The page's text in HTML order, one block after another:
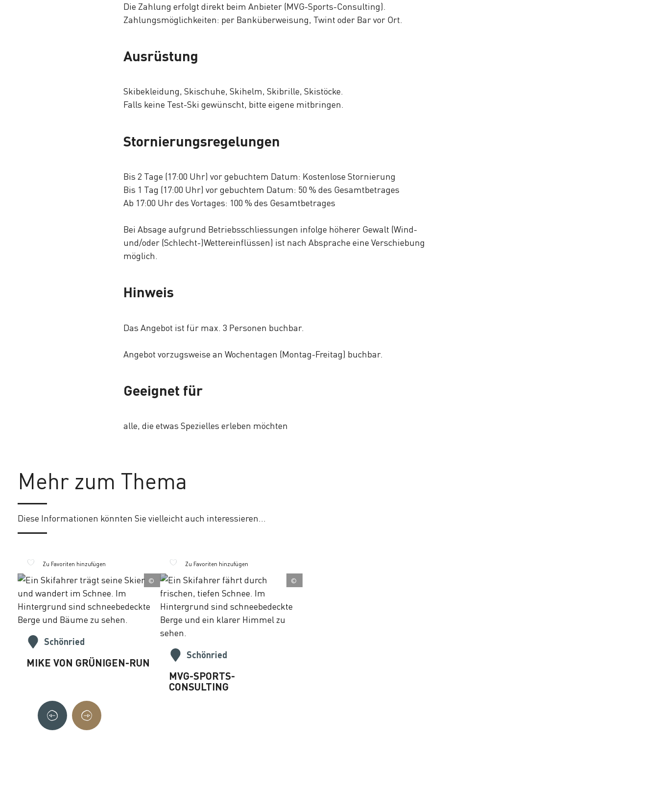
Die Zahlung erfolgt direkt beim Anbieter (MVG-Sports-Consulting).
Zahlungsmöglichkeiten: per Banküberweisung, Twint oder Bar vor Ort.
Ausrüstung
Skibekleidung, Skischuhe, Skihelm, Skibrille, Skistöcke.
Falls keine Test-Ski gewünscht, bitte eigene mitbringen.
Stornierungsregelungen
Bis 2 Tage (17:00 Uhr) vor gebuchtem Datum: Kostenlose Stornierung
Bis 1 Tag (17:00 Uhr) vor gebuchtem Datum: 50 % des Gesamtbetrages
Ab 17:00 Uhr des Vortages: 100 % des Gesamtbetrages
Bei Absage aufgrund Betriebsschliessungen infolge höherer Gewalt (Wind-
und/oder (Schlecht-)Wettereinflüssen) ist nach Absprache eine Verschiebung
möglich.
Hinweis
Das Angebot ist für max. 3 Personen buchbar.
Angebot vorzugsweise an Wochentagen (Montag-Freitag) buchbar.
Geeignet für
alle, die etwas Spezielles erleben möchten
Mehr zum Thema
Diese Informationen könnten Sie vielleicht auch interessieren...
©
Schönried
MIKE VON GRÜNIGEN-RUN
©
Schönried
MVG-SPORTS-
CONSULTING